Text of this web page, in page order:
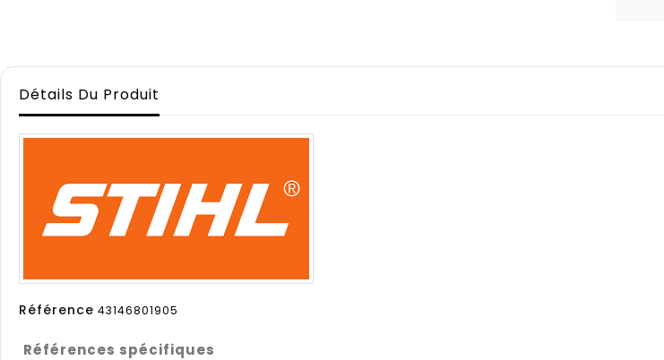
Détails Du Produit
Référence 43146801905
Références spécifiques